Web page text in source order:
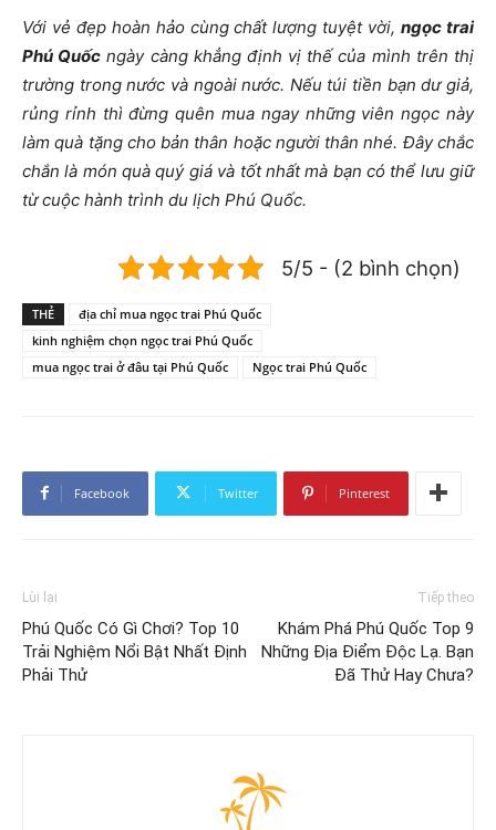
Với vẻ đẹp hoàn hảo cùng chất lượng tuyệt vời,ngọc trai
Phú Quốc ngày càng khẳng định vị thế của mình trên thị
trường trong nước và ngoài nước. Nếu túi tiền bạn dư giả,
rủng rỉnh thì đừng quên mua ngay những viên ngọc này
làm quà tặng cho bản thân hoặc người thân nhé. Đây chắc
chắn là món quà quý giá và tốt nhất mà bạn có thể lưu giữ
từ cuộc hành trình du lịch Phú Quốc.
5/5 - (2 bình chọn)
THẺ
địa chỉ mua ngọc trai Phú Quốc
kinh nghiệm chọn ngọc trai Phú Quốc
mua ngọc trai ở đâu tại Phú Quốc
Ngọc trai Phú Quốc
Facebook Twitter Pinterest
Lùi lại
Phú Quốc Có Gì Chơi? Top 10
Trải Nghiệm Nổi Bật Nhất Định
Phải Thử
Tiếp theo
Khám Phá Phú Quốc Top 9
Những Địa Điểm Độc Lạ. Bạn
Đã Thử Hay Chưa?